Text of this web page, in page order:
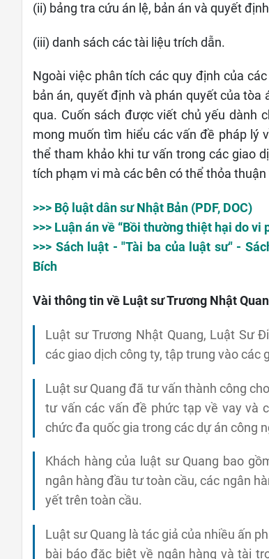
(ii) bảng tra cứu án lệ, bản án và quyết
(iii) danh sách các tài liệu trích dẫn.
Ngoài việc phân tích các quy định của
bản án, quyết định và phán quyết của
qua. Cuốn sách được viết chủ yếu dành
mong muốn tìm hiểu các vấn đề pháp lý
thể tham khảo khi tư vấn trong các giao
tích phạm vi mà các bên có thể thỏa
>>> Bộ luật dân sư Nhật Bản (PDF, DOC)
>>> Luận án về “Bồi thường thiệt hại do vi
>>> Sách luật - "Tài ba của luật sư" -
Bích
Vài thông tin về Luật sư Trương Nhật
Luật sư Trương Nhật Quang, Luật Sư
các giao dịch công ty, tập trung vào các
Luật sư Quang đã tư vấn thành công
tư vấn các vấn đề phức tạp về vay và
chức đa quốc gia trong các dự án công
Khách hàng của luật sư Quang bao
ngân hàng đầu tư toàn cầu, các ngân
yết trên toàn cầu.
Luật sư Quang là tác giả của nhiều ấn
bài báo đặc biệt về ngân hàng và tài